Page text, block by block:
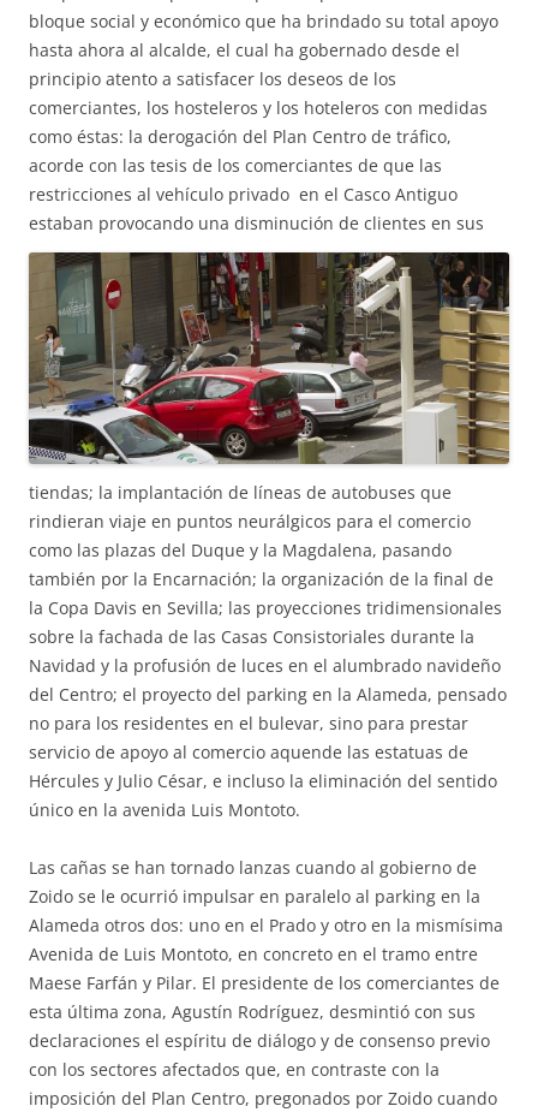
bloque social y económico que ha brindado su total apoyo
hasta ahora al alcalde, el cual ha gobernado desde el
principio atento a satisfacer los deseos de los
comerciantes, los hosteleros y los hoteleros con medidas
como éstas: la derogación del Plan Centro de tráfico,
acorde con las tesis de los comerciantes de que las
restricciones al vehículo privado en el Casco Antiguo
estaban provocando una disminución de clientes en sus
tiendas; la implantación de líneas de autobuses que
rindieran viaje en puntos neurálgicos para el comercio
como las plazas del Duque y la Magdalena, pasando
también por la Encarnación; la organización de la final de
la Copa Davis en Sevilla; las proyecciones tridimensionales
sobre la fachada de las Casas Consistoriales durante la
Navidad y la profusión de luces en el alumbrado navideño
del Centro; el proyecto del parking en la Alameda, pensado
no para los residentes en el bulevar, sino para prestar
servicio de apoyo al comercio aquende las estatuas de
Hércules y Julio César, e incluso la eliminación del sentido
único en la avenida Luis Montoto.
Las cañas se han tornado lanzas cuando al gobierno de
Zoido se le ocurrió impulsar en paralelo al parking en la
Alameda otros dos: uno en el Prado y otro en la mismísima
Avenida de Luis Montoto, en concreto en el tramo entre
Maese Farfán y Pilar. El presidente de los comerciantes de
esta última zona, Agustín Rodríguez, desmintió con sus
declaraciones el espíritu de diálogo y de consenso previo
con los sectores afectados que, en contraste con la
imposición del Plan Centro, pregonados por Zoido cuando